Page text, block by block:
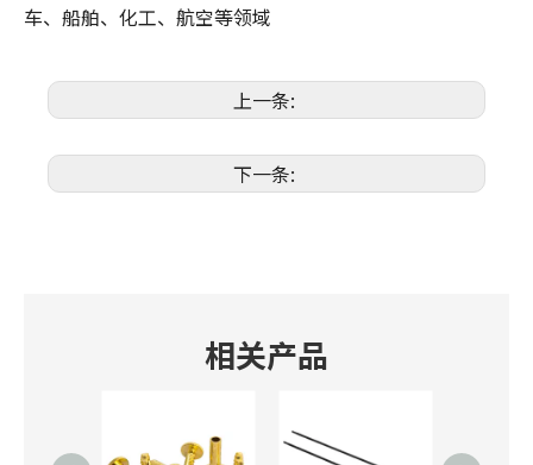
车、船舶、化工、航空等领域
上一条:
下一条:
相关产品